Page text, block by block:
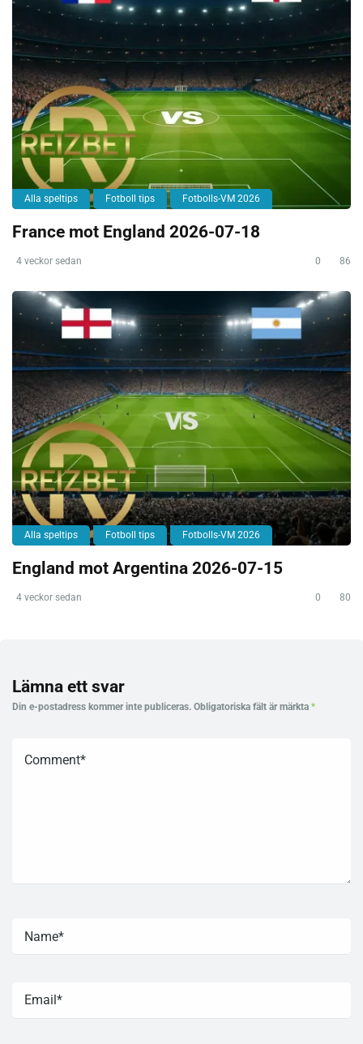
Alla speltips Fotboll tips Fotbolls-VM 2026
France mot England 2026-07-18
4 veckor sedan 0 86
Alla speltips Fotboll tips Fotbolls-VM 2026
England mot Argentina 2026-07-15
4 veckor sedan 0 80
Lämna ett svar
Din e-postadress kommer inte publiceras. Obligatoriska fält är märkta *